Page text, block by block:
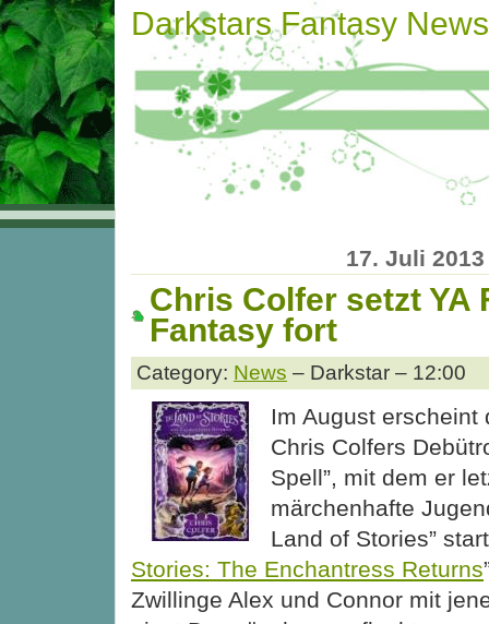
Darkstars Fantasy News
17. Juli 2013
Chris Colfer setzt YA
Fantasy fort
Category: News – Darkstar – 12:00
Im August erscheint
Chris Colfers
Spell”, mit dem er
märchenhafte
Land of Stories”
Stories: The Enchantress Returns
Zwillinge Alex und Connor mit